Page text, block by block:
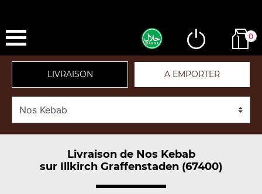
0
LIVRAISON A EMPORTER
Livraison de Nos Kebab
sur Illkirch Graffenstaden (67400)